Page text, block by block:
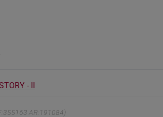
- II
AR:191084)